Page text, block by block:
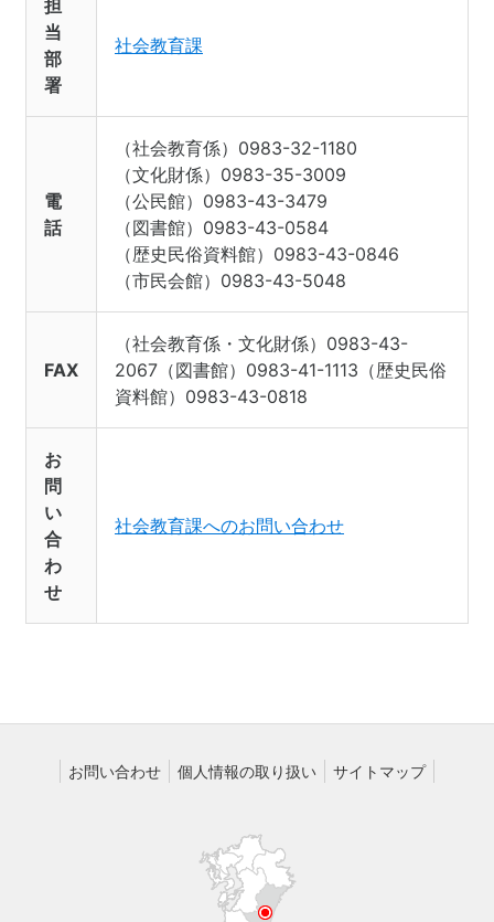
担
当
部
署
社会教育課
電
話
（社会教育係）0983-32-1180
（文化財係）0983-35-3009
（公民館）0983-43-3479
（図書館）0983-43-0584
（歴史民俗資料館）0983-43-0846
（市民会館）0983-43-5048
FAX
（社会教育係・文化財係）0983-43-
2067（図書館）0983-41-1113（歴史民俗
資料館）0983-43-0818
お
問
い
合
わ
せ
社会教育課へのお問い合わせ
お問い合わせ 個人情報の取り扱い サイトマップ